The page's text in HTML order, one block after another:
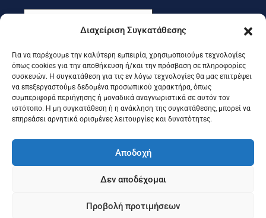
Διαχείριση Συγκατάθεσης
Για να παρέχουμε την καλύτερη εμπειρία, χρησιμοποιούμε τεχνολογίες
όπως cookies για την αποθήκευση ή/και την πρόσβαση σε πληροφορίες
συσκευών. Η συγκατάθεση για τις εν λόγω τεχνολογίες θα μας επιτρέψει
να επεξεργαστούμε δεδομένα προσωπικού χαρακτήρα, όπως
συμπεριφορά περιήγησης ή μοναδικά αναγνωριστικά σε αυτόν τον
ιστότοπο. Η μη συγκατάθεση ή η ανάκληση της συγκατάθεσης, μπορεί να
επηρεάσει αρνητικά ορισμένες λειτουργίες και δυνατότητες.
Αποδοχή
Δεν αποδέχομαι
Προβολή προτιμήσεων
Εγγραφή
Ακολουθήστε μας στα social
©2025 Portal Επιμελητηρίου Κέρκυρας, Designed & Developed